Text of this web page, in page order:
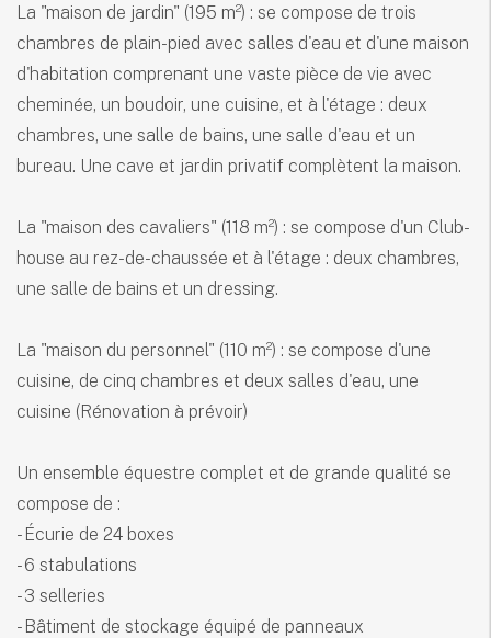
La "maison de jardin" (195 m²) : se compose de trois
chambres de plain-pied avec salles d'eau et d'une maison
d'habitation comprenant une vaste pièce de vie avec
cheminée, un boudoir, une cuisine, et à l'étage : deux
chambres, une salle de bains, une salle d'eau et un
bureau. Une cave et jardin privatif complètent la maison.
La "maison des cavaliers" (118 m²) : se compose d'un Club-
house au rez-de-chaussée et à l'étage : deux chambres,
une salle de bains et un dressing.
La "maison du personnel" (110 m²) : se compose d'une
cuisine, de cinq chambres et deux salles d'eau, une
cuisine (Rénovation à prévoir)
Un ensemble équestre complet et de grande qualité se
compose de :
- Écurie de 24 boxes
- 6 stabulations
- 3 selleries
- Bâtiment de stockage équipé de panneaux